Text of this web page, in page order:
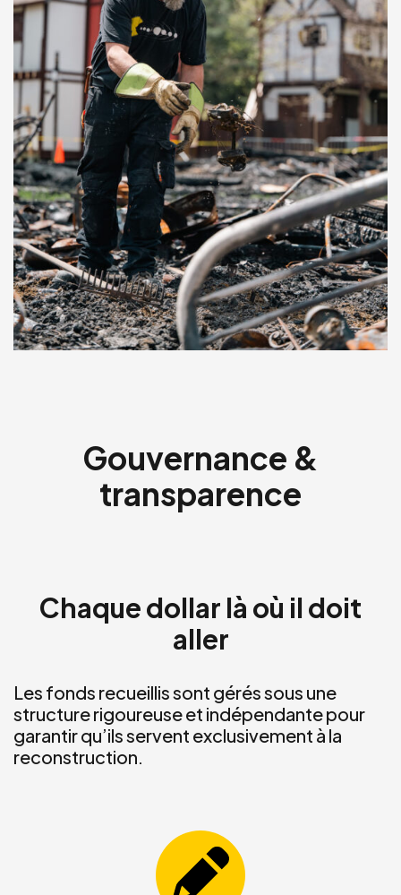
Gouvernance &
transparence
Chaque dollar là où il doit
aller
Les fonds recueillis sont gérés sous une
structure rigoureuse et indépendante pour
garantir qu’ils servent exclusivement à la
reconstruction.